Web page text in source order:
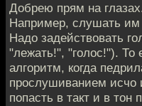
Добрею прям на
Например, слушать
Надо задействовать
"лежать!", "голос!"). То
алгоритм, когда
прослушиванием исчо
попасть в такт и в